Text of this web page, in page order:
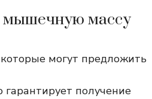
мышечную массу
могут предложить
гарантирует получение